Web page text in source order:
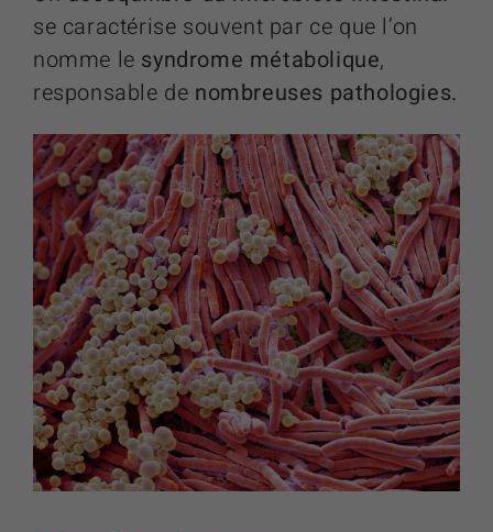
se caractérise souvent par ce que l’on
nomme le syndrome métabolique,
responsable de nombreuses pathologies.